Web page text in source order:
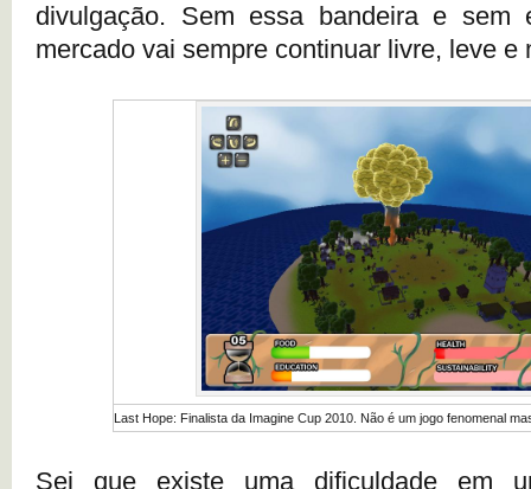
divulgação. Sem essa bandeira e sem
mercado vai sempre continuar livre, leve e
Last Hope: Finalista da Imagine Cup 2010. Não é um jogo fenomenal
Sei que existe uma dificuldade em